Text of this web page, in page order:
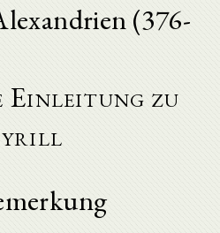
(376-
Einleitung zu